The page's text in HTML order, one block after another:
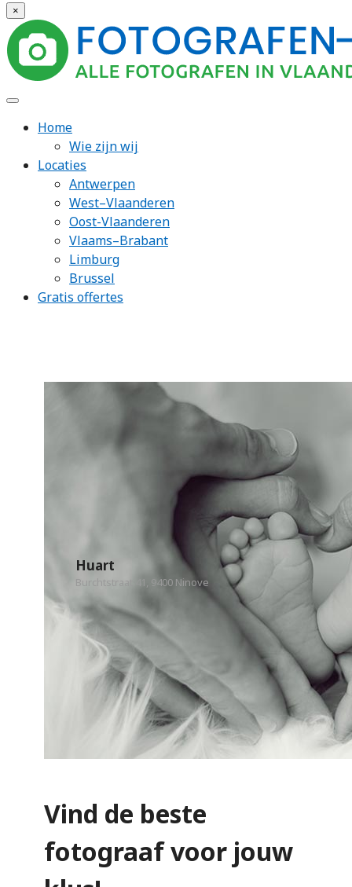
×
Home
Wie zijn wij
Locaties
Antwerpen
West–Vlaanderen
Oost-Vlaanderen
Vlaams–Brabant
Limburg
Brussel
Gratis offertes
Huart
Burchtstraat 41, 9400 Ninove
Vind de beste
fotograaf voor jouw